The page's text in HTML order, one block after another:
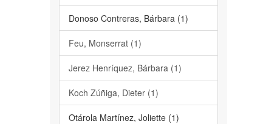
Donoso Contreras, Bárbara (1)
Feu, Monserrat (1)
Jerez Henríquez, Bárbara (1)
Koch Zúñiga, Dieter (1)
Otárola Martínez, Joliette (1)